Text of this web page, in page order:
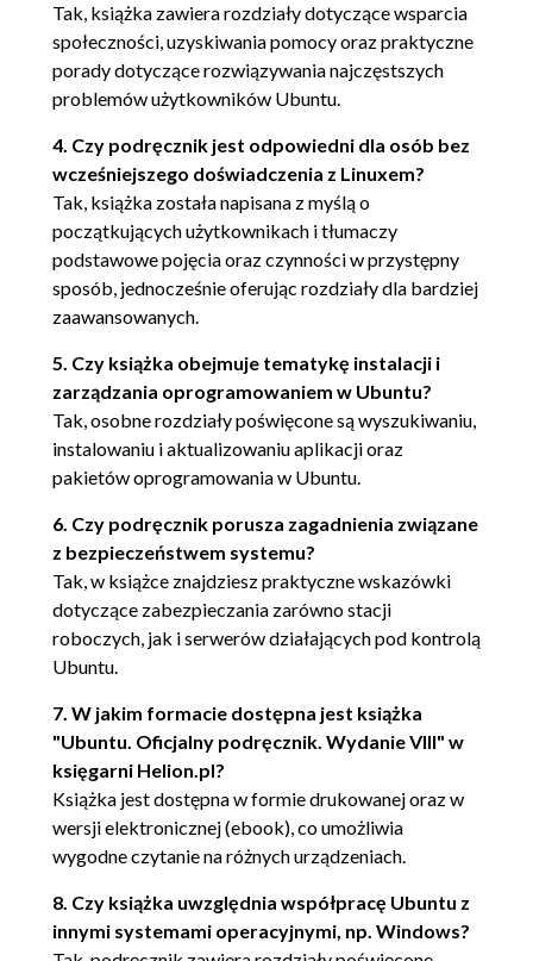
Przygotowania do instalacji (69)
Przygotowanie przestrzeni dyskowej
Konfigurowanie układu klawiatury (75)
Identyfikacja (76)
Czynności końcowe (78)
Instalacja z użyciem płyty Minimal CD (78)
Twoje miejsce na świecie (79)
Sprzęt (79)
Nazwa serwera i strefa czasowa (79)
Konfigurowanie konta użytkownika (79)
Strefa czasowa (80)
Tworzenie partycji (80)
Kończenie instalacji (83)
Podsumowanie (83)
Rozdział 3. Używanie Ubuntu na komputerach
biurkowych (85)
Unity - wprowadzenie (87)
Wyszukiwanie i uruchamianie aplikacji za
pomocą Launchera (88)
Zarządzanie plikami i katalogami (92)
Dodawanie kolejnych użytkowników
(93)
Obszar powiadamiania (95)
Używanie aplikacji (97)
Firefoksa (98)
Tworzenie dokumentów za pomocą
Tak, książka zawiera rozdziały dotyczące wsparcia
społeczności, uzyskiwania pomocy oraz praktyczne
porady dotyczące rozwiązywania najczęstszych
problemów użytkowników Ubuntu.
4. Czy podręcznik jest odpowiedni dla osób bez
wcześniejszego doświadczenia z Linuxem?
Tak, książka została napisana z myślą o
początkujących użytkownikach i tłumaczy
podstawowe pojęcia oraz czynności w przystępny
sposób, jednocześnie oferując rozdziały dla bardziej
zaawansowanych.
5. Czy książka obejmuje tematykę instalacji i
zarządzania oprogramowaniem w Ubuntu?
Tak, osobne rozdziały poświęcone są wyszukiwaniu,
instalowaniu i aktualizowaniu aplikacji oraz
pakietów oprogramowania w Ubuntu.
6. Czy podręcznik porusza zagadnienia związane
z bezpieczeństwem systemu?
Tak, w książce znajdziesz praktyczne wskazówki
dotyczące zabezpieczania zarówno stacji
roboczych, jak i serwerów działających pod kontrolą
Ubuntu.
7. W jakim formacie dostępna jest książka
"Ubuntu. Oficjalny podręcznik. Wydanie VIII" w
księgarni Helion.pl?
Książka jest dostępna w formie drukowanej oraz w
wersji elektronicznej (ebook), co umożliwia
wygodne czytanie na różnych urządzeniach.
8. Czy książka uwzględnia współpracę Ubuntu z
innymi systemami operacyjnymi, np. Windows?